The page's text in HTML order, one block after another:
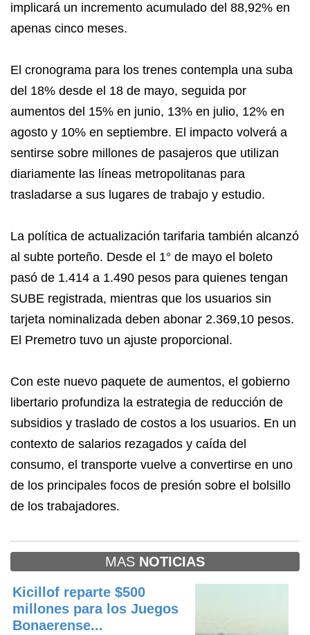
implicará un incremento acumulado del 88,92% en
apenas cinco meses.
El cronograma para los trenes contempla una suba
del 18% desde el 18 de mayo, seguida por
aumentos del 15% en junio, 13% en julio, 12% en
agosto y 10% en septiembre. El impacto volverá a
sentirse sobre millones de pasajeros que utilizan
diariamente las líneas metropolitanas para
trasladarse a sus lugares de trabajo y estudio.
La política de actualización tarifaria también alcanzó
al subte porteño. Desde el 1° de mayo el boleto
pasó de 1.414 a 1.490 pesos para quienes tengan
SUBE registrada, mientras que los usuarios sin
tarjeta nominalizada deben abonar 2.369,10 pesos.
El Premetro tuvo un ajuste proporcional.
Con este nuevo paquete de aumentos, el gobierno
libertario profundiza la estrategia de reducción de
subsidios y traslado de costos a los usuarios. En un
contexto de salarios rezagados y caída del
consumo, el transporte vuelve a convertirse en uno
de los principales focos de presión sobre el bolsillo
de los trabajadores.
MAS NOTICIAS
Kicillof reparte $500
millones para los Juegos
Bonaerense...